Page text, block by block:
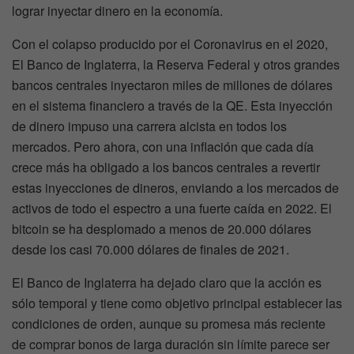
lograr inyectar dinero en la economía.
Con el colapso producido por el Coronavirus en el 2020,
El Banco de Inglaterra, la Reserva Federal y otros grandes
bancos centrales inyectaron miles de millones de dólares
en el sistema financiero a través de la QE. Esta inyección
de dinero impuso una carrera alcista en todos los
mercados. Pero ahora, con una inflación que cada día
crece más ha obligado a los bancos centrales a revertir
estas inyecciones de dineros, enviando a los mercados de
activos de todo el espectro a una fuerte caída en 2022. El
bitcoin se ha desplomado a menos de 20.000 dólares
desde los casi 70.000 dólares de finales de 2021.
El Banco de Inglaterra ha dejado claro que la acción es
sólo temporal y tiene como objetivo principal establecer las
condiciones de orden, aunque su promesa más reciente
de comprar bonos de larga duración sin límite parece ser